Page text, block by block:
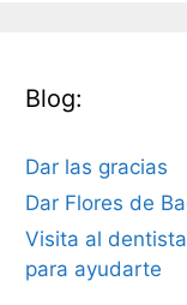
Blog:
Dar las gracias
Dar Flores de
Visita al
para ayudarte